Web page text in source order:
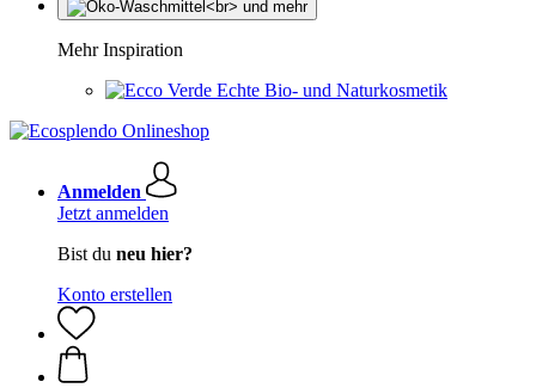
Mehr Inspiration
Echte Bio- und Naturkosmetik
Anmelden
Jetzt anmelden
Bist du neu hier?
Konto erstellen